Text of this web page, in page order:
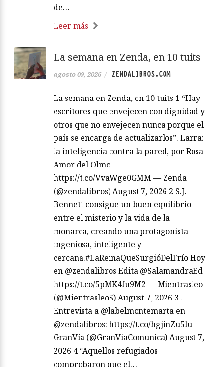
de…
Leer más
La semana en Zenda, en 10 tuits
agosto 09, 2026 / ZENDALIBROS.COM
La semana en Zenda, en 10 tuits 1 “Hay
escritores que envejecen con dignidad y
otros que no envejecen nunca porque el
país se encarga de actualizarlos”. Larra:
la inteligencia contra la pared, por Rosa
Amor del Olmo.
https://t.co/VvaWge0GMM — Zenda
(@zendalibros) August 7, 2026 2 S.J.
Bennett consigue un buen equilibrio
entre el misterio y la vida de la
monarca, creando una protagonista
ingeniosa, inteligente y
cercana.#LaReinaQueSurgióDelFrío Hoy
en @zendalibros Edita @SalamandraEd
https://t.co/5pMK4fu9M2 — Mientrasleo
(@MientrasleoS) August 7, 2026 3 .
Entrevista a @labelmontemarta en
@zendalibros: https://t.co/hgjinZu5lu —
GranVía (@GranViaComunica) August 7,
2026 4 “Aquellos refugiados
comprobaron que el…